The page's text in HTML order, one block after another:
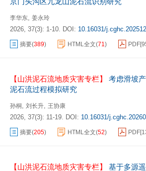
李华东 姜永玲
2026, 37(3): 1-10. DOI: 10.16031/
摘要(389) HTML全文(71 ) PDF[
【山洪泥石流地质灾害专栏】 考虑滑坡
泥石流过程模拟研究
孙桐 刘长升 王协康
2026, 37(3): 11-19. DOI: 10.16031/
摘要(205) HTML全文(52) PDF[
【山洪泥石流地质灾害专栏】 基于多源